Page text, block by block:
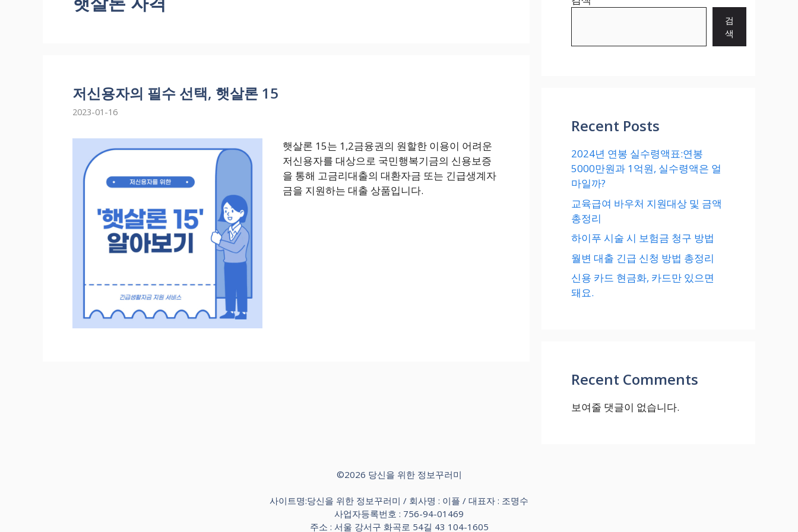
저신용자의 필수 선택, 햇살론 15
2023-01-16
햇살론 15는 1,2금융권의 원할한 이용이 어려운
저신용자를 대상으로 국민행복기금의 신용보증
을 통해 고금리대출의 대환자금 또는 긴급생계자
금을 지원하는 대출 상품입니다.
검
색
Recent Posts
2024년 연봉 실수령액표:연봉
5000만원과 1억원, 실수령액은 얼
마일까?
교육급여 바우처 지원대상 및 금액
총정리
하이푸 시술 시 보험금 청구 방법
월변 대출 긴급 신청 방법 총정리
신용 카드 현금화, 카드만 있으면
돼요.
Recent Comments
보여줄 댓글이 없습니다.
©2026 당신을 위한 정보꾸러미
사이트명:당신을 위한 정보꾸러미 / 회사명 : 이플 / 대표자 : 조명수
사업자등록번호 : 756-94-01469
주소 : 서울 강서구 화곡로 54길 43 104-1605